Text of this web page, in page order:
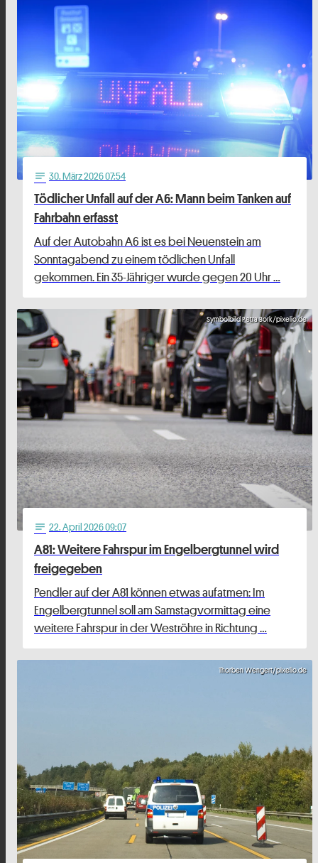
notes 30. März 2026 07:54
Tödlicher Unfall auf der A6: Mann beim Tanken auf
Fahrbahn erfasst
Auf der Autobahn A6 ist es bei Neuenstein am
Sonntagabend zu einem tödlichen Unfall
gekommen. Ein 35-Jähriger wurde gegen 20 Uhr …
Symbolbild Petra Bork/pixelio.de
notes 22. April 2026 09:07
A81: Weitere Fahrspur im Engelbergtunnel wird
freigegeben
Pendler auf der A81 können etwas aufatmen: Im
Engelbergtunnel soll am Samstagvormittag eine
weitere Fahrspur in der Weströhre in Richtung …
Thorben Wengert/pixelio.de